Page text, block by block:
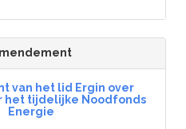
van het lid Ergin over
het tijdelijke Noodfonds
Energie